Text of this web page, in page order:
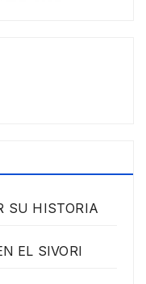
SU HISTORIA
EL SIVORI